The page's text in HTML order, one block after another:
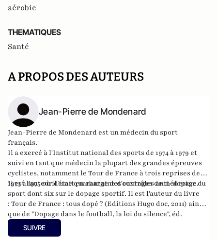
aérobic
THEMATIQUES
Santé
A PROPOS DES AUTEURS
Jean-Pierre de Mondenard
Jean-Pierre de Mondenard est un médecin du sport
français.
Il a exercé à l'Institut national des sports de 1974 à 1979 et
suivi en tant que médecin la plupart des grandes épreuves
cyclistes, notamment le Tour de France à trois reprises de
1973 à 1975 où il était en charge des contrôles anti-dopage.
Il est l'auteur d'une quarantaine d'ouvrages de médecine du
sport dont six sur le dopage sportif. Il est l'auteur du livre
: Tour de France : tous dopé ? (Editions Hugo doc, 2011) ainsi
que de "Dopage dans le football, la loi du silence", éd.
Gawsewitch, 2010,
Hugo-Sport, 2011,
"Histoires extraordinaires des géants de la route", éd. Hugo-
SUIVRE